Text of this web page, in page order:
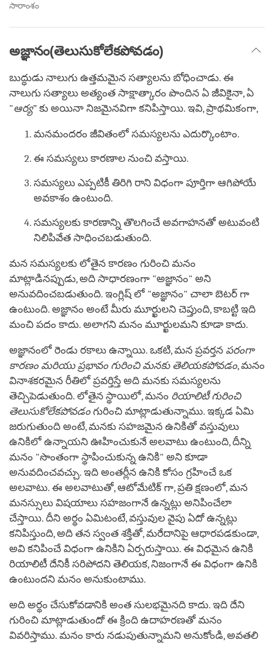
సారాంశం
అజ్ఞానం(తెలుసుకోలేకపోవడం)
బుద్ధుడు నాలుగు ఉత్తమమైన సత్యాలను బోధించాడు. ఈ
నాలుగు సత్యాలు అత్యంత సాక్షాత్కారం పొందిన ఏ జీవికైనా, ఏ
"ఆర్య” కు అయినా నిజమైనవిగా కనిపిస్తాయి. ఇవి, ప్రాథమికంగా,
మనమందరం జీవితంలో సమస్యలను ఎదుర్కొంటాం.
ఈ సమస్యలు కారణాల నుంచి వస్తాయి.
సమస్యలు ఎప్పటికీ తిరిగి రాని విధంగా పూర్తిగా ఆగిపోయే
అవకాశం ఉంటుంది.
సమస్యలకు కారణాన్ని తొలగించే అవగాహనతో అటువంటి
నిలిపివేత సాధించబడుతుంది.
మన సమస్యలకు లోతైన కారణం గురించి మనం
మాట్లాడినప్పుడు, అది సాధారణంగా "అజ్ఞానం" అని
అనువదించబడుతుంది. ఇంగ్లిష్ లో "అజ్ఞానం" చాలా బెటర్ గా
ఉంటుంది. అజ్ఞానం అంటే మీరు మూర్ఖులని చెప్తుంది, కాబట్టి ఇది
మంచి పదం కాదు. అలాగని మనం మూర్ఖులమని కూడా కాదు.
అజ్ఞానంలో రెండు రకాలు ఉన్నాయి. ఒకటి, మన ప్రవర్తన పరంగా
కారణం మరియు ప్రభావం గురించి మనకు తెలియకపోవడం, మనం
వినాశకరమైన రీతిలో ప్రవర్తిస్తే అది మనకు సమస్యలను
తెచ్చిపెడుతుంది. లోతైన స్థాయిలో, మనం రియాలిటీ గురించి
తెలుసుకోలేకపోవడం గురించి మాట్లాడుతున్నాము. ఇక్కడ ఏమి
జరుగుతుంది అంటే, మనకు సహజమైన ఉనికితో వస్తువులు
ఉనికిలో ఉన్నాయని ఊహించుకునే అలవాటు ఉంటుంది, దీన్ని
మనం "సొంతంగా స్థాపించుకున్న ఉనికి" అని కూడా
అనువదించవచ్చు. ఇది అంతర్లీన ఉనికి కోసం గ్రహించే ఒక
అలవాటు. ఈ అలవాటుతో, ఆటోమేటిక్ గా, ప్రతి క్షణంలో, మన
మనస్సులు విషయాలు సహజంగానే ఉన్నట్లు అనిపించేలా
చేస్తాయి. దీని అర్థం ఏమిటంటే, వస్తువుల వైపు ఏదో ఉన్నట్లు
కనిపిస్తుంది, అది తన స్వంత శక్తితో, మరేదానిపై ఆధారపడకుండా,
అవి కనిపించే విధంగా ఉనికిని ఏర్పరుస్తాయి. ఈ విధమైన ఉనికి
రియాలిటీ దేనికీ సరిపోదని తెలియక, నిజంగానే ఈ విధంగా ఉనికి
ఉంటుందని మనం అనుకుంటాము.
అది అర్థం చేసుకోవడానికి అంత సులభమైనది కాదు. ఇది దేని
గురించి మాట్లాడుతుందో ఈ క్రింది ఉదాహరణతో మనం
వివరిస్తాము. మనం కారు నడుపుతున్నామని అనుకోండి, అవతలి